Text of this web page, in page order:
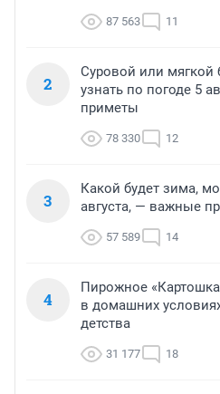
87 563 11
2
Суровой или мягкой
узнать по погоде 5
приметы
78 330 12
3
Какой будет зима,
августа, — важные
57 589 14
4
Пирожное
в домашних
детства
31 177 18